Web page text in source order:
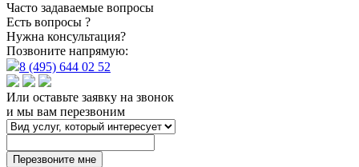
Часто задаваемые вопросы
Есть вопросы ?
Нужна консультация?
Позвоните напрямую:
8 (495) 644 02 52
Или оставьте заявку на звонок
и мы вам перезвоним
Перезвоните мне